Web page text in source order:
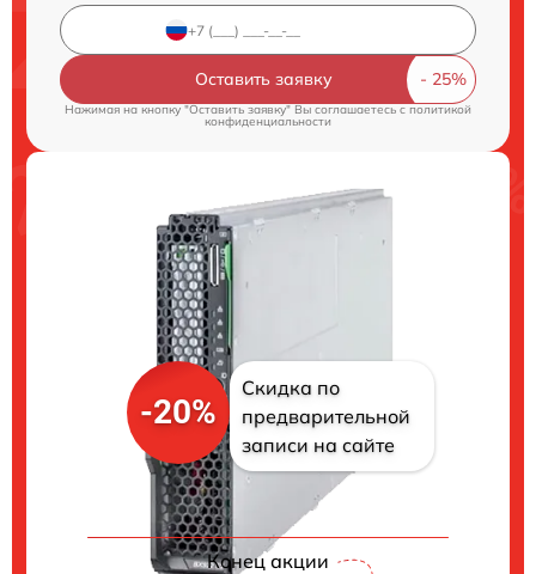
Оставить заявку
Нажимая на кнопку "Оставить заявку" Вы соглашаетесь cполитикой
конфиденциальности
-20%
Скидка по
предварительной
записи на сайте
Конец акции